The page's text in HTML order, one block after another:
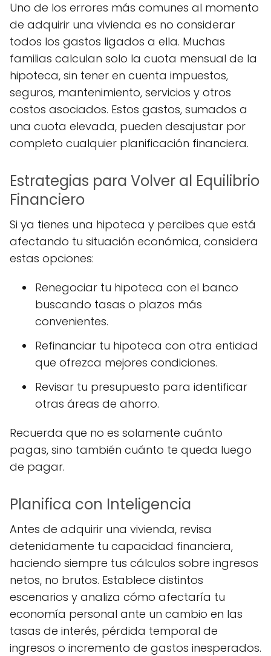
Uno de los errores más comunes al momento
de adquirir una vivienda es no considerar
todos los gastos ligados a ella. Muchas
familias calculan solo la cuota mensual de la
hipoteca, sin tener en cuenta impuestos,
seguros, mantenimiento, servicios y otros
costos asociados. Estos gastos, sumados a
una cuota elevada, pueden desajustar por
completo cualquier planificación financiera.
Estrategias para Volver al Equilibrio
Financiero
Si ya tienes una hipoteca y percibes que está
afectando tu situación económica, considera
estas opciones:
Renegociar tu hipoteca con el banco
buscando tasas o plazos más
convenientes.
Refinanciar tu hipoteca con otra entidad
que ofrezca mejores condiciones.
Revisar tu presupuesto para identificar
otras áreas de ahorro.
Recuerda que no es solamente cuánto
pagas, sino también cuánto te queda luego
de pagar.
Planifica con Inteligencia
Antes de adquirir una vivienda, revisa
detenidamente tu capacidad financiera,
haciendo siempre tus cálculos sobre ingresos
netos, no brutos. Establece distintos
escenarios y analiza cómo afectaría tu
economía personal ante un cambio en las
tasas de interés, pérdida temporal de
ingresos o incremento de gastos inesperados.